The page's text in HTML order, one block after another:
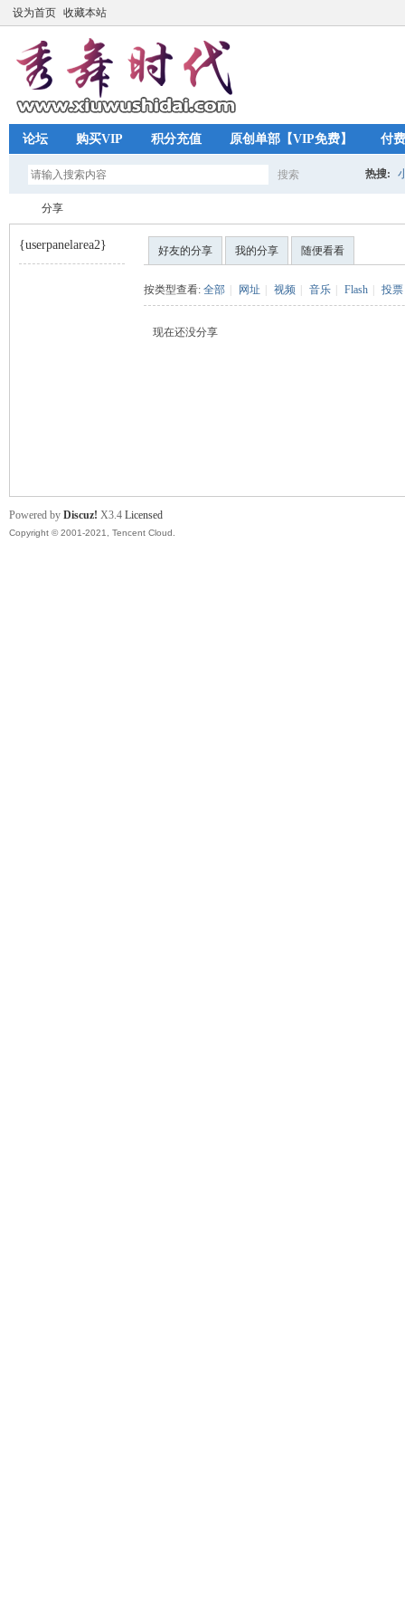
设为首页 收藏本站
论坛 购买VIP 积分充值 原创单部【VIP免费】 付
搜索 热搜:
分享
{userpanelarea2} 好友的分享 我的分享 随便看看
按类型查看: 全部 网址 视频 音乐 Flash 投票
现在还没分享
Powered by Discuz! X3.4 Licensed
Copyright © 2001-2021, Tencent Cloud.